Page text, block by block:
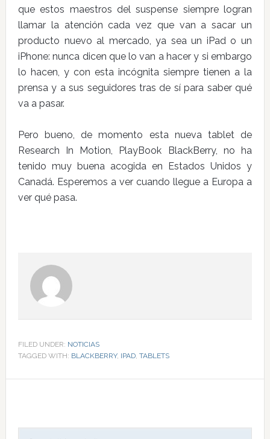
que estos maestros del suspense siempre logran
llamar la atención cada vez que van a sacar un
producto nuevo al mercado, ya sea un iPad o un
iPhone: nunca dicen que lo van a hacer y si embargo
lo hacen, y con esta incógnita siempre tienen a la
prensa y a sus seguidores tras de sí para saber qué
va a pasar.
Pero bueno, de momento esta nueva tablet de
Research In Motion, PlayBook BlackBerry, no ha
tenido muy buena acogida en Estados Unidos y
Canadá. Esperemos a ver cuando llegue a Europa a
ver qué pasa.
FILED UNDER: NOTICIAS
TAGGED WITH: BLACKBERRY, IPAD, TABLETS